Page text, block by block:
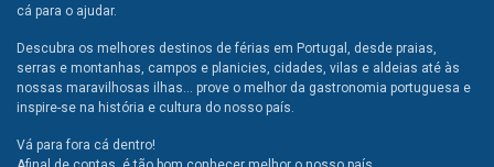
cá para o ajudar.
Descubra os melhores destinos de férias em Portugal, desde praias,
serras e montanhas, campos e planicies, cidades, vilas e aldeias até às
nossas maravilhosas ilhas... prove o melhor da gastronomia portuguesa e
inspire-se na história e cultura do nosso país.
Vá para fora cá dentro!